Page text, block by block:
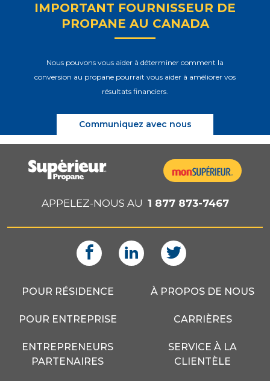
IMPORTANT FOURNISSEUR DE
PROPANE AU CANADA
Nous pouvons vous aider à déterminer comment la
conversion au propane pourrait vous aider à améliorer vos
résultats financiers.
Communiquez avec nous
APPELEZ-NOUS AU 1 877 873-7467
POUR RÉSIDENCE
POUR ENTREPRISE
ENTREPRENEURS
PARTENAIRES
À PROPOS DE NOUS
CARRIÈRES
SERVICE À LA
CLIENTÈLE